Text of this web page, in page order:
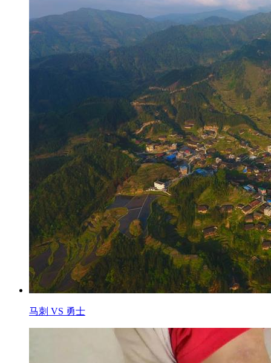
马刺 VS 勇士